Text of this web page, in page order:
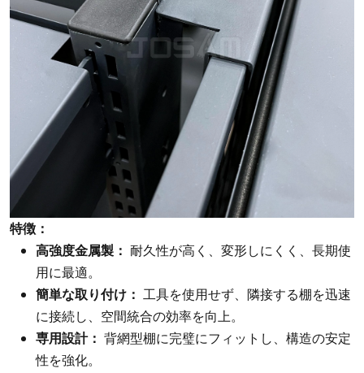
特徴：
高強度金属製： 耐久性が高く、変形しにくく、長期使
用に最適。
簡単な取り付け： 工具を使用せず、隣接する棚を迅速
に接続し、空間統合の効率を向上。
専用設計： 背網型棚に完璧にフィットし、構造の安定
性を強化。